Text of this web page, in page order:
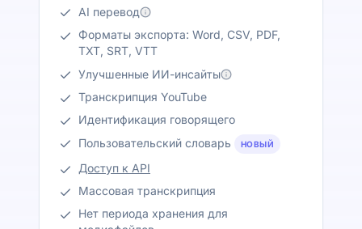
AI перевод
Форматы экспорта: Word, CSV, PDF,
TXT, SRT, VTT
Улучшенные ИИ-инсайты
Транскрипция YouTube
Идентификация говорящего
Пользовательский словарь
НОВЫЙ
Доступ к API
Массовая транскрипция
Нет периода хранения для